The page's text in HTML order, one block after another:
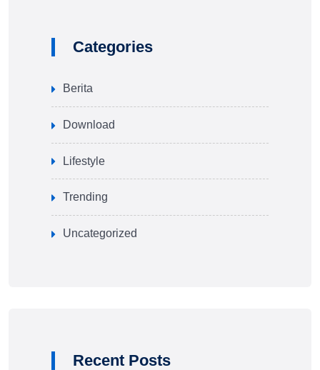
Categories
Berita
Download
Lifestyle
Trending
Uncategorized
Recent Posts